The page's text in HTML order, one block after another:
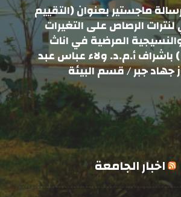
ماجستير بعنوان (التقييم
الرصاص على التغيرات
المرضية في اناث
) باشراف أ.م.د. ولاء عباس عبد
جهاد جبر / قسم البيئة
اخبار الجامعة